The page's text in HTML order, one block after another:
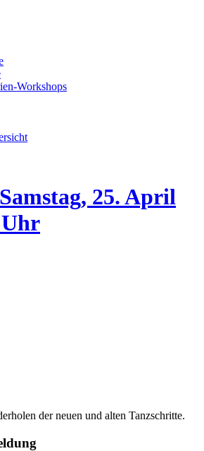
Workshops
25. April
Uhr
der neuen und alten Tanzschritte.